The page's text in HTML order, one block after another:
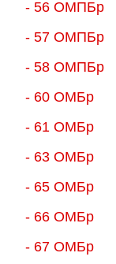
- 56 ОМПБр
- 57 ОМПБр
- 58 ОМПБр
- 60 ОМБр
- 61 ОМБр
- 63 ОМБр
- 65 ОМБр
- 66 ОМБр
- 67 ОМБр